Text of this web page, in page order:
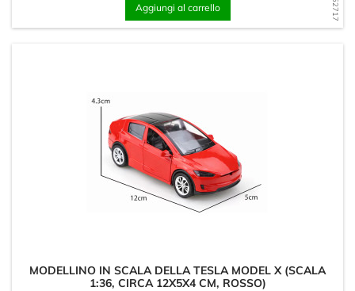
Aggiungi al carrello
MODELLINO IN SCALA DELLA TESLA MODEL X (SCALA
1:36, CIRCA 12X5X4 CM, ROSSO)